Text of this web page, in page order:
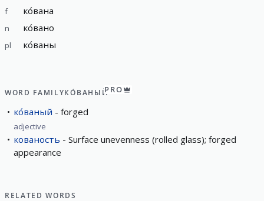
f ко́вана
n ко́вано
pl ко́ваны
WORD FAMILYКО́ВАНЫЙPRO
ко́ваный forged
adjective
кованость
Surface unevenness (rolled glass); forged
appearance
RELATED WORDS